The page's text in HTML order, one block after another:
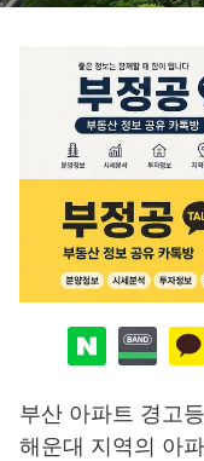
부산 아파트 경고
해운대 지역의 아